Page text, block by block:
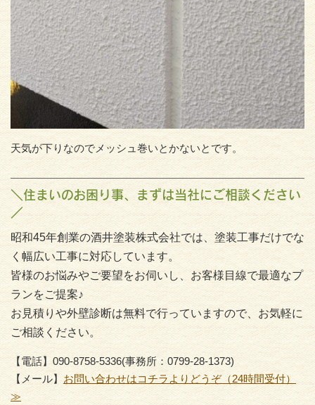
天気が下りなのでメッシュ巻いとかないとです。
＼住まいのお困り事、まずは当社にご相談ください
／
昭和45年創業の酒井塗装株式会社では、塗装工事だけでな
く幅広い工事に対応しています。
皆様のお悩みやご要望をお伺いし、お客様目線で最適なプ
ランをご提案♪
お見積りや外壁診断は無料で行っていますので、お気軽に
ご相談ください。
【電話】090-8758-5336(事務所：0799-28-1373)
【メール】 お問い合わせはコチラよりどうぞ（24時間受付）
≫